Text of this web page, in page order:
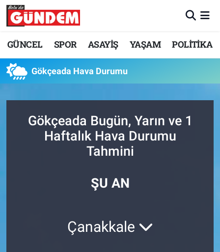
GÜNCEL SPOR ASAYİŞ YAŞAM POLİTİKA
Gökçeada Hava Durumu
Gökçeada Bugün, Yarın ve 1
Haftalık Hava Durumu
Tahmini
ŞU AN
Çanakkale
Merkez Nöbetçi Eczaneler
Süper Lig Puan Durumu ve Fikstür
Tüm Manşetler